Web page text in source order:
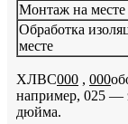
Монтаж на месте
Обработка
месте
ХЛВС000 , 000
например, 025 —
дюйма.